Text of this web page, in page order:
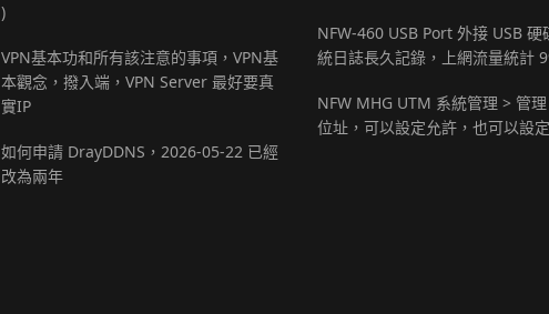
)
VPN基本功和所有該注意的事項，VPN基
本觀念，撥入端，VPN Server 最好要真
實IP
如何申請 DrayDDNS，2026-05-22 已經
改為兩年
NFW-460 USB Port 外接 USB 硬
統日誌長久記錄，上網流量統計
NFW MHG UTM 系統管理 > 管
位址，可以設定允許，也可以設